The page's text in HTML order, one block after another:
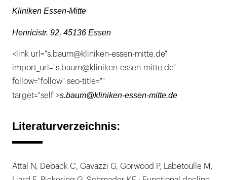
Kliniken Essen-Mitte
Henricistr. 92, 45136 Essen
<link url="s.baum@kliniken-essen-mitte.de"
import_url="s.baum@kliniken-essen-mitte.de"
follow="follow" seo-title=""
target="self">s.baum@kliniken-essen-mitte.de
Literaturverzeichnis:
Attal N, Deback C, Gavazzi G, Gorwood P, Labetoulle M,